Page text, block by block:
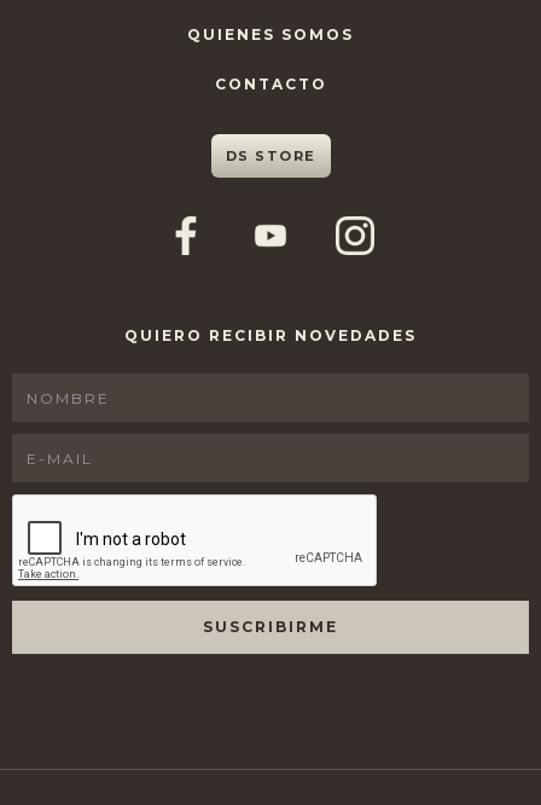
QUIENES SOMOS
CONTACTO
DS STORE
QUIERO RECIBIR NOVEDADES